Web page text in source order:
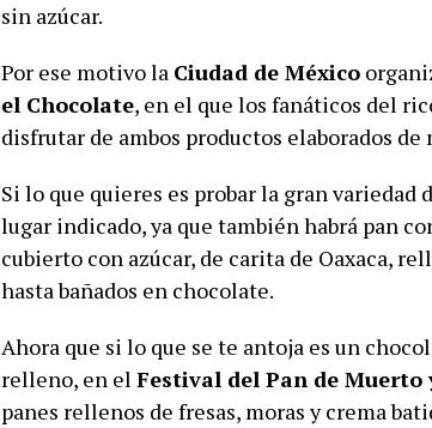
sin azúcar.
Por ese motivo la Ciudad de México
el Chocolate, en el que los fanáticos del
disfrutar de ambos productos elaborados de
Si lo que quieres es probar la gran variedad
lugar indicado, ya que también habrá pan
cubierto con azúcar, de carita de Oaxaca,
hasta bañados en chocolate.
Ahora que si lo que se te antoja es un
relleno, en el Festival del Pan de Muerto
panes rellenos de fresas, moras y crema